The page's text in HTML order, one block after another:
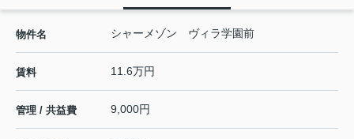
物件名 シャーメゾン ヴィラ学園前
賃料 11.6万円
管理 / 共益費 9,000円